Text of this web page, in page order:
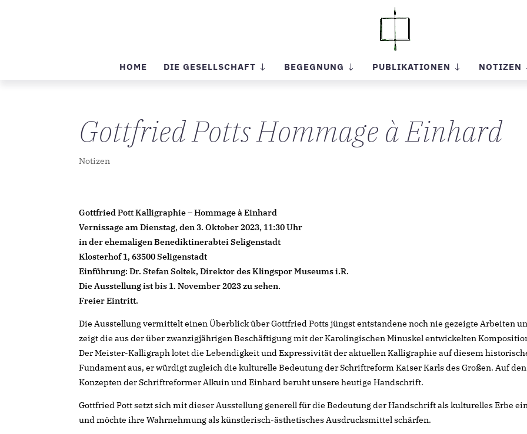
HOME DIE GESELLSCHAFT BEGEGNUNG PUBLIKATIONEN NOTIZEN
Gottfried Potts Hommage à Einhard
Notizen
Gottfried Pott Kalligraphie – Hommage à Einhard
Vernissage am Dienstag, den 3. Oktober 2023, 11:30 Uhr
in der ehemaligen Benediktinerabtei Seligenstadt
Klosterhof 1, 63500 Seligenstadt
Einführung: Dr. Stefan Soltek, Direktor des Klingspor Museums i.R.
Die Ausstellung ist bis 1. November 2023 zu sehen.
Freier Eintritt.
Die Ausstellung vermittelt einen Überblick über Gottfried Potts jüngst entstandene noch nie gezeigte Arbeiten
zeigt die aus der über zwanzigjährigen Beschäftigung mit der Karolingischen Minuskel entwickelten
Der Meister-Kalligraph lotet die Lebendigkeit und Expressivität der aktuellen Kalligraphie auf diesem
Fundament aus, er würdigt zugleich die kulturelle Bedeutung der Schriftreform Kaiser Karls des Großen. Auf den
Konzepten der Schriftreformer Alkuin und Einhard beruht unsere heutige Handschrift.
Gottfried Pott setzt sich mit dieser Ausstellung generell für die Bedeutung der Handschrift als kulturelles Erbe ein
und möchte ihre Wahrnehmung als künstlerisch-ästhetisches Ausdrucksmittel schärfen.